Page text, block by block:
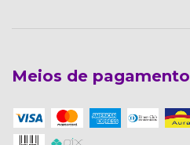
Meios de pagamento